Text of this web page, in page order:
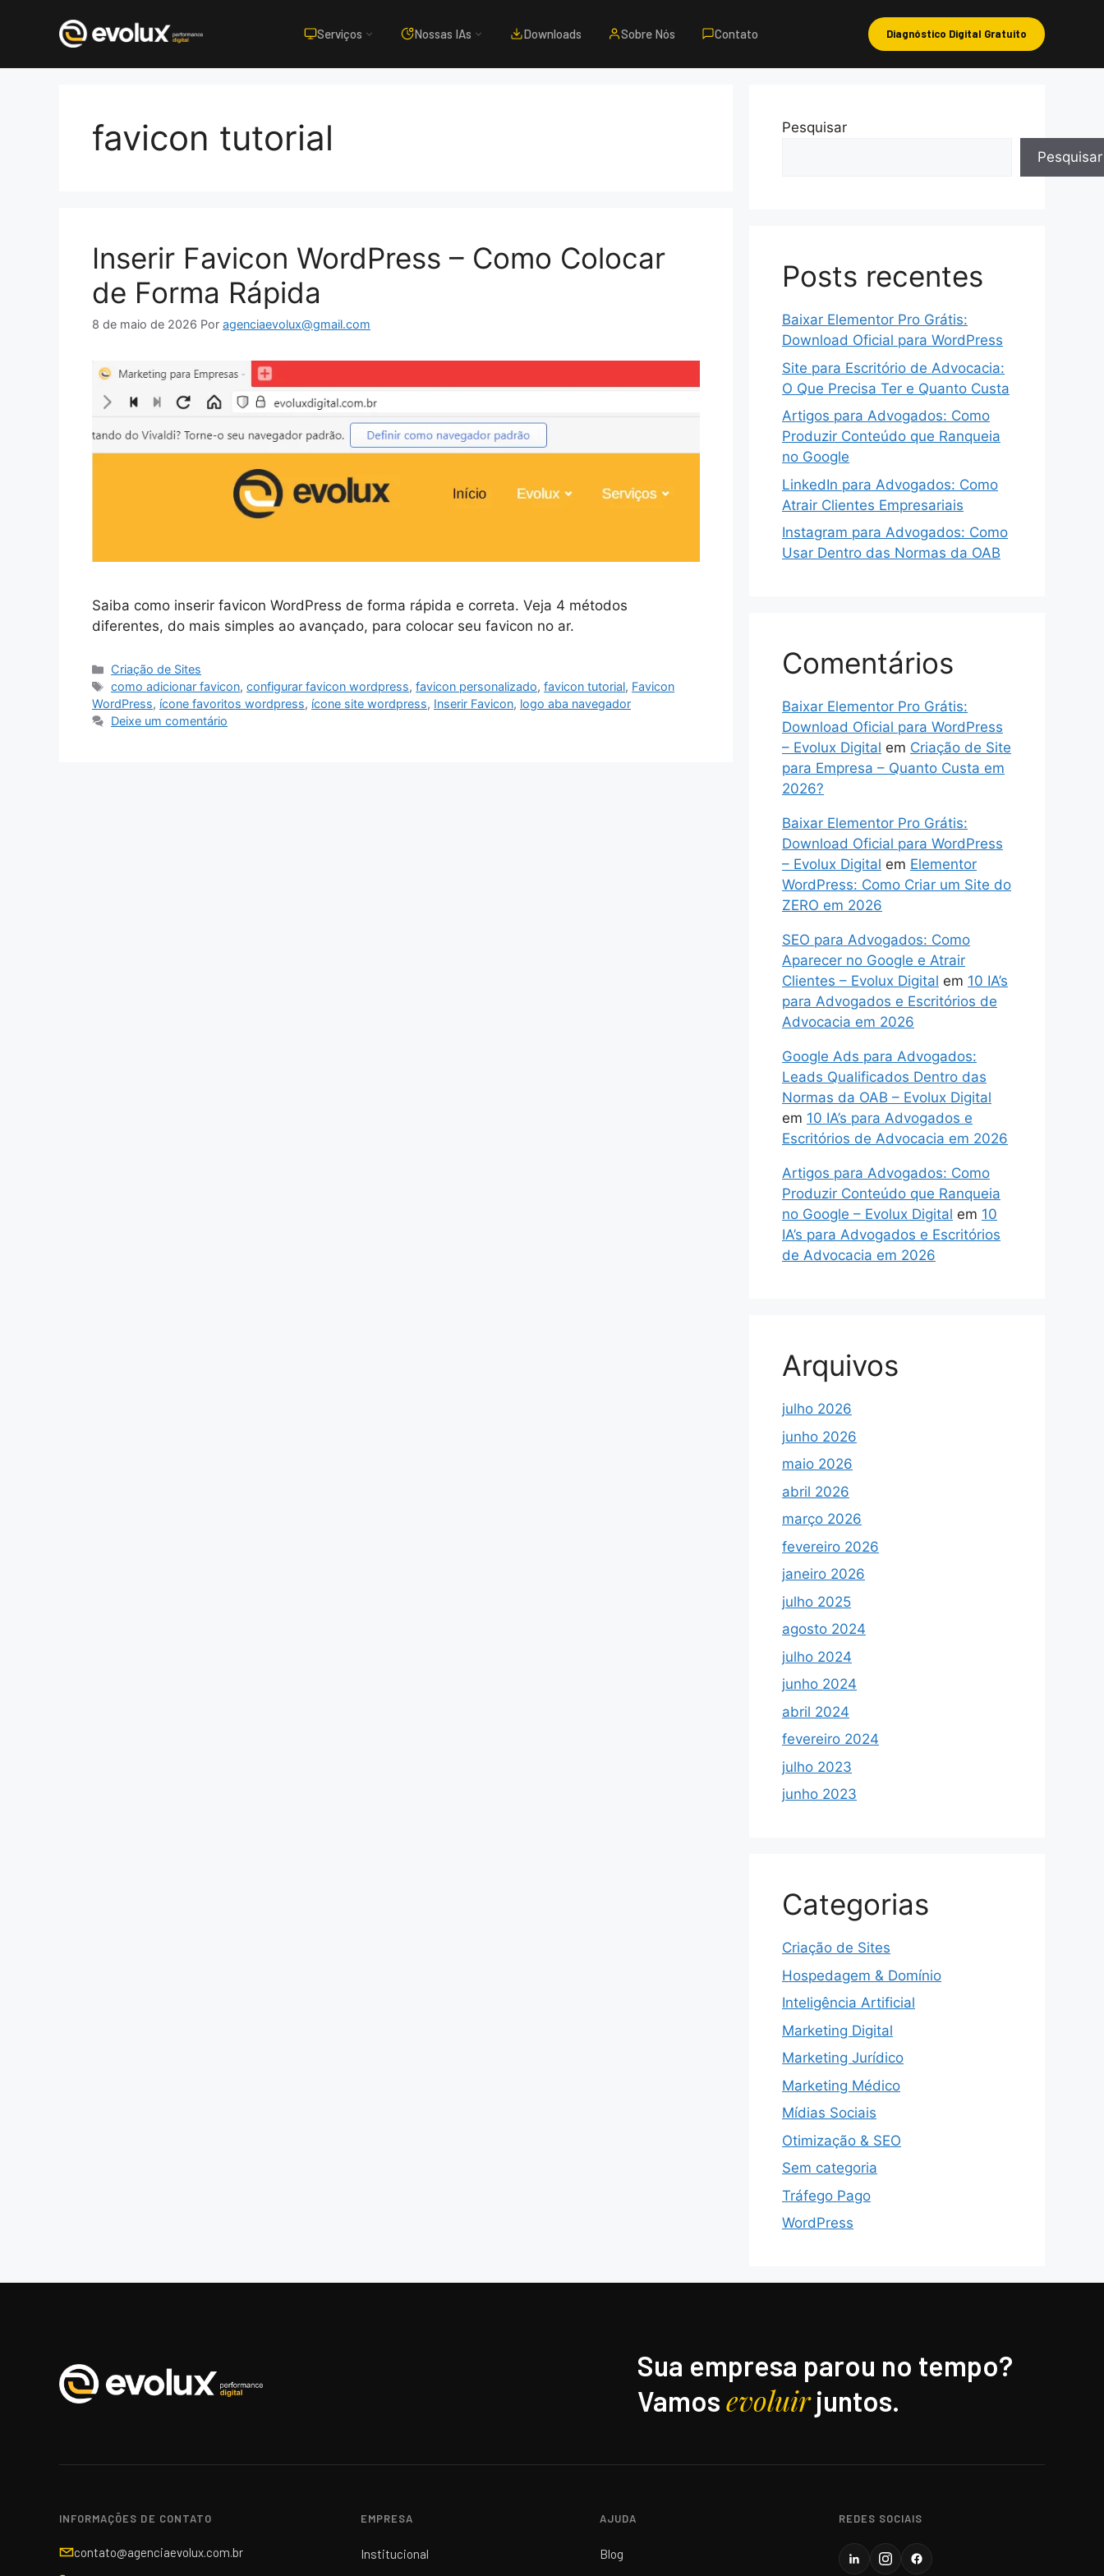
Serviços Nossas IAs Downloads Sobre Nós Contato Diagnóstico Digital Gratuito
favicon tutorial
Inserir Favicon WordPress – Como Colocar
de Forma Rápida
8 de maio de 2026 Por agenciaevolux@gmail.com
Saiba como inserir favicon WordPress de forma rápida e correta. Veja 4 métodos
diferentes, do mais simples ao avançado, para colocar seu favicon no ar.
Categorias
Criação de Sites
Tags
como adicionar favicon,configurar favicon wordpress,favicon personalizado,favicon tutorial, Favicon
WordPress, ícone favoritos wordpress, ícone site wordpress, Inserir Favicon, logo aba navegador
Deixe um comentário
Pesquisar
Pesquisar
Posts recentes
Baixar Elementor Pro Grátis:
Download Oficial para WordPress
Site para Escritório de Advocacia:
O Que Precisa Ter e Quanto Custa
Artigos para Advogados: Como
Produzir Conteúdo que Ranqueia
no Google
LinkedIn para Advogados: Como
Atrair Clientes Empresariais
Instagram para Advogados: Como
Usar Dentro das Normas da OAB
Comentários
Baixar Elementor Pro Grátis:
Download Oficial para WordPress
– Evolux Digital em Criação de Site
para Empresa – Quanto Custa em
2026?
Baixar Elementor Pro Grátis:
Download Oficial para WordPress
– Evolux Digital em Elementor
WordPress: Como Criar um Site do
ZERO em 2026
SEO para Advogados: Como
Aparecer no Google e Atrair
Clientes – Evolux Digital em 10 IA’s
para Advogados e Escritórios de
Advocacia em 2026
Google Ads para Advogados:
Leads Qualificados Dentro das
Normas da OAB – Evolux Digital
em 10 IA’s para Advogados e
Escritórios de Advocacia em 2026
Artigos para Advogados: Como
Produzir Conteúdo que Ranqueia
no Google – Evolux Digital em 10
IA’s para Advogados e Escritórios
de Advocacia em 2026
Arquivos
julho 2026
junho 2026
maio 2026
abril 2026
março 2026
fevereiro 2026
janeiro 2026
julho 2025
agosto 2024
julho 2024
junho 2024
abril 2024
fevereiro 2024
julho 2023
junho 2023
Categorias
Criação de Sites
Hospedagem & Domínio
Inteligência Artificial
Marketing Digital
Marketing Jurídico
Marketing Médico
Mídias Sociais
Otimização & SEO
Sem categoria
Tráfego Pago
WordPress
Sua empresa parou no tempo?
Vamosevoluirjuntos.
INFORMAÇÕES DE CONTATO
contato@agenciaevolux.com.br
EMPRESA
Institucional
AJUDA
Blog
REDES SOCIAIS